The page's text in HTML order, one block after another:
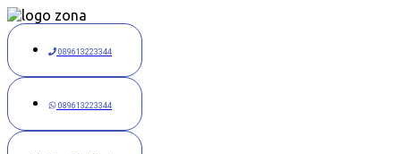
Langsung
ke
konten
089613223344
089613223344